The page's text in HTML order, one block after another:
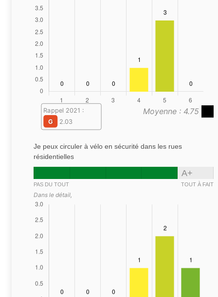
Moyenne : 4.75
Rappel 2021 :
G
2.03
Je peux circuler à vélo en sécurité dans les rues
résidentielles
A+
PAS DU TOUT TOUT À FAIT
Dans le détail,